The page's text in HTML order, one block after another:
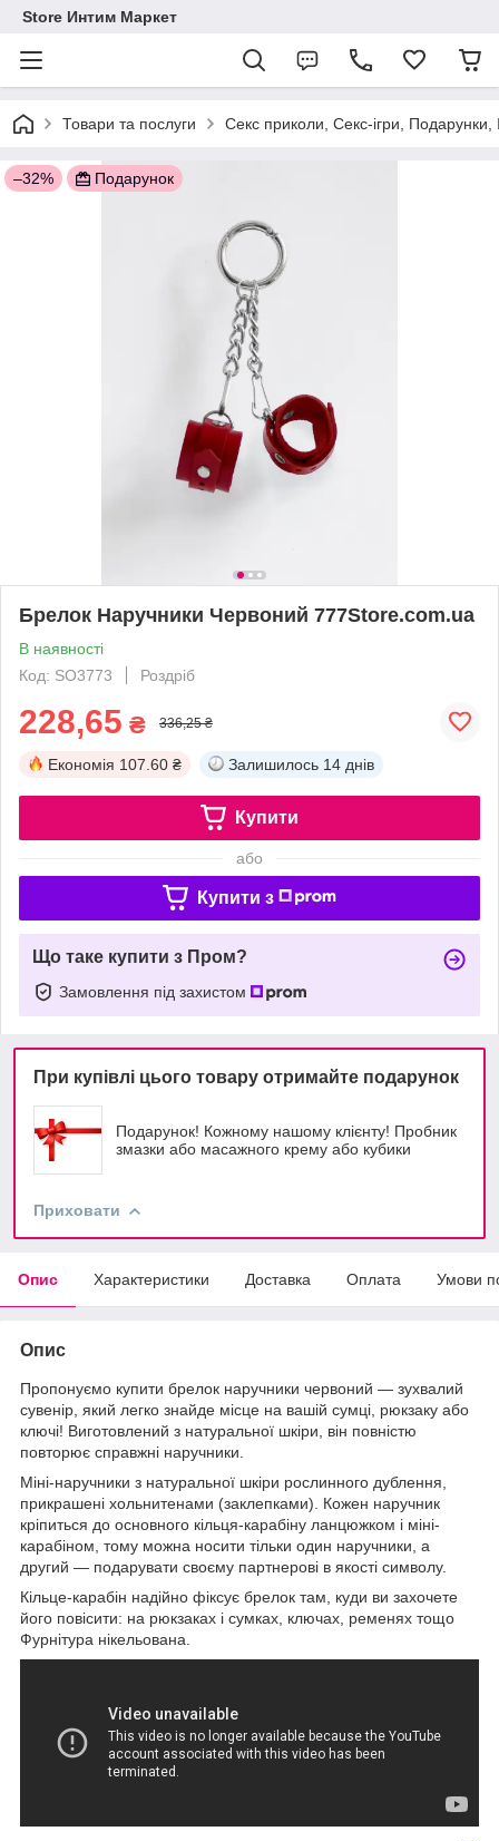
Store Интим Маркет
Товари та послуги Секс приколи, Секс-ігри, Подарунки,
–32% Подарунок
Брелок Наручники Червоний 777Store.com.ua
В наявності
Код: SO3773
Роздріб
228,65 ₴ 336,25 ₴
Економія 107.60 ₴ Залишилось 14 днів
Купити
або
Купити з
Що таке купити з Пром?
Замовлення під захистом
При купівлі цього товару отримайте подарунок
Подарунок! Кожному нашому клієнту! Пробник
змазки або масажного крему або кубики
Приховати
Опис Характеристики Доставка Оплата Умови
Опис
Пропонуємо купити брелок наручники червоний — зухвалий
сувенір, який легко знайде місце на вашій сумці, рюкзаку або
ключі! Виготовлений з натуральної шкіри, він повністю
повторює справжні наручники.
Міні-наручники з натуральної шкіри рослинного дублення,
прикрашені хольнитенами (заклепками). Кожен наручник
кріпиться до основного кільця-карабіну ланцюжком і міні-
карабіном, тому можна носити тільки один наручники, а
другий — подарувати своєму партнерові в якості символу.
Кільце-карабін надійно фіксує брелок там, куди ви захочете
його повісити: на рюкзаках і сумках, ключах, ременях тощо
Фурнітура нікельована.